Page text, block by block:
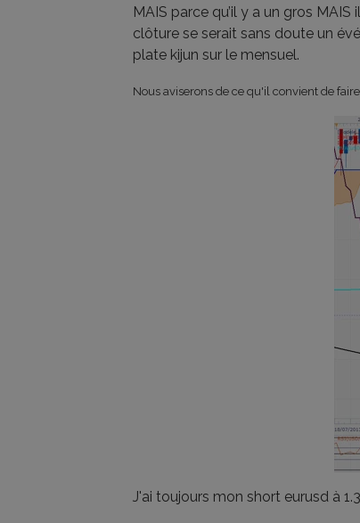
MAIS parce qu’il y a un gros
clôture se serait sans doute un
plate kijun sur le mensuel.
Nous aviserons de ce qu'il convient de
J'ai toujours mon short eurusd à